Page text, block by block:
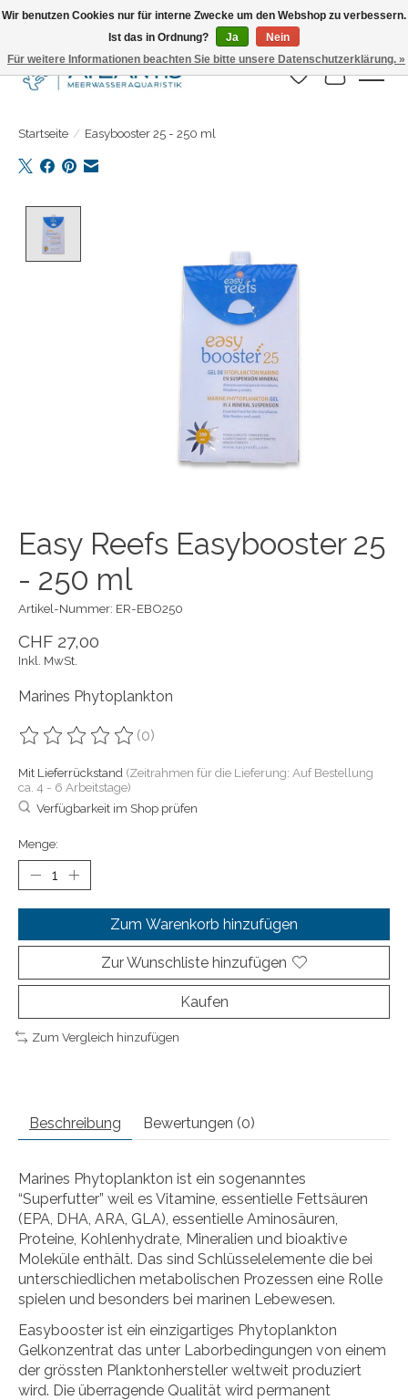
Täglicher Versand. Bestelle bis 15.00 Uhr
Wunschzettel
Ihr
Startseite / Easybooster 25 - 250 ml
Easy Reefs Easybooster 25
- 250 ml
Artikel-Nummer: ER-EBO250
CHF 27,00
Inkl. MwSt.
Marines Phytoplankton
Die Bewertung dieses Produkts ist
(0)
Mit Lieferrückstand (Zeitrahmen für die Lieferung: Auf Bestellung
ca. 4 - 6 Arbeitstage)
Verfügbarkeit im Shop prüfen
Menge:
Zum Warenkorb hinzufügen
Zur Wunschliste hinzufügen
Kaufen
Zum Vergleich hinzufügen
Beschreibung Bewertungen (0)
Marines Phytoplankton ist ein sogenanntes
“Superfutter” weil es Vitamine, essentielle Fettsäuren
(EPA, DHA, ARA, GLA), essentielle Aminosäuren,
Proteine, Kohlenhydrate, Mineralien und bioaktive
Moleküle enthält. Das sind Schlüsselelemente die bei
unterschiedlichen metabolischen Prozessen eine Rolle
spielen und besonders bei marinen Lebewesen.
Easybooster ist ein einzigartiges Phytoplankton
Gelkonzentrat das unter Laborbedingungen von einem
der grössten Planktonhersteller weltweit produziert
wird. Die überragende Qualität wird permanent
Wir benutzen Cookies nur für interne Zwecke um den Webshop zu verbessern.
Ist das in Ordnung?
Ja
Nein
Für weitere Informationen beachten Sie bitte unsere Datenschutzerklärung. »